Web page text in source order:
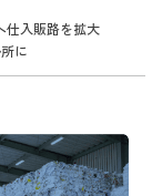
入販路を拡大
に